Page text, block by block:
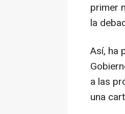
primer
la
Así, ha
a las
una